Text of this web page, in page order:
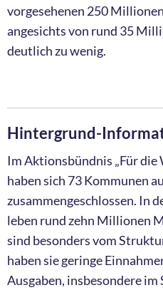
vorgesehenen 250
angesichts von rund 35
deutlich zu wenig.
Hintergrund-
Im Aktionsbündnis „Für die
haben sich 73 Kommunen
zusammengeschlossen. In
leben rund zehn Millionen
sind besonders vom
haben sie geringe
Ausgaben, insbesondere im